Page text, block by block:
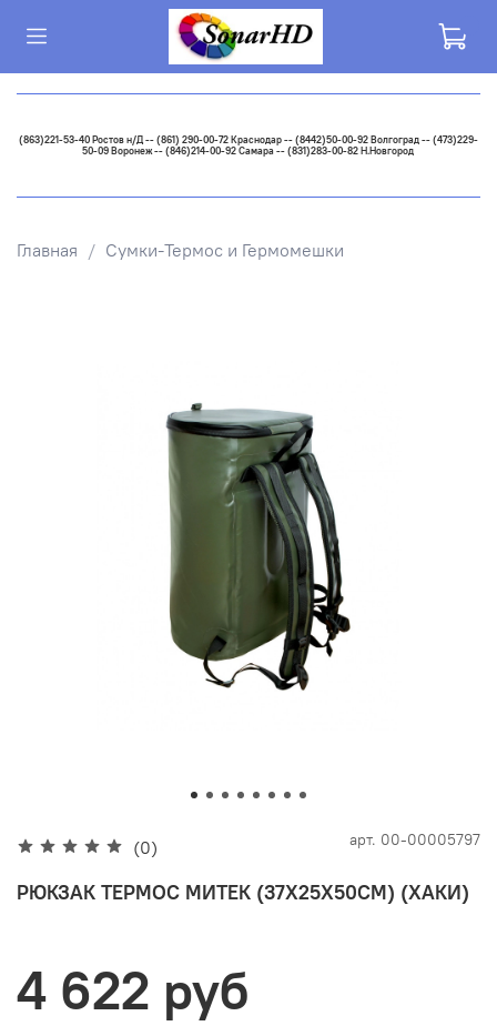
(863)221-53-40 Ростов н/Д -- (861) 290-00-72 Краснодар -- (8442)50-00-92 Волгоград -- (473)229-
50-09 Воронеж -- (846)214-00-92 Самара -- (831)283-00-82 Н.Новгород
Главная Сумки-Термос и Гермомешки
(0) арт. 00-00005797
РЮКЗАК ТЕРМОС МИТЕК (37Х25Х50СМ) (ХАКИ)
4 622 руб